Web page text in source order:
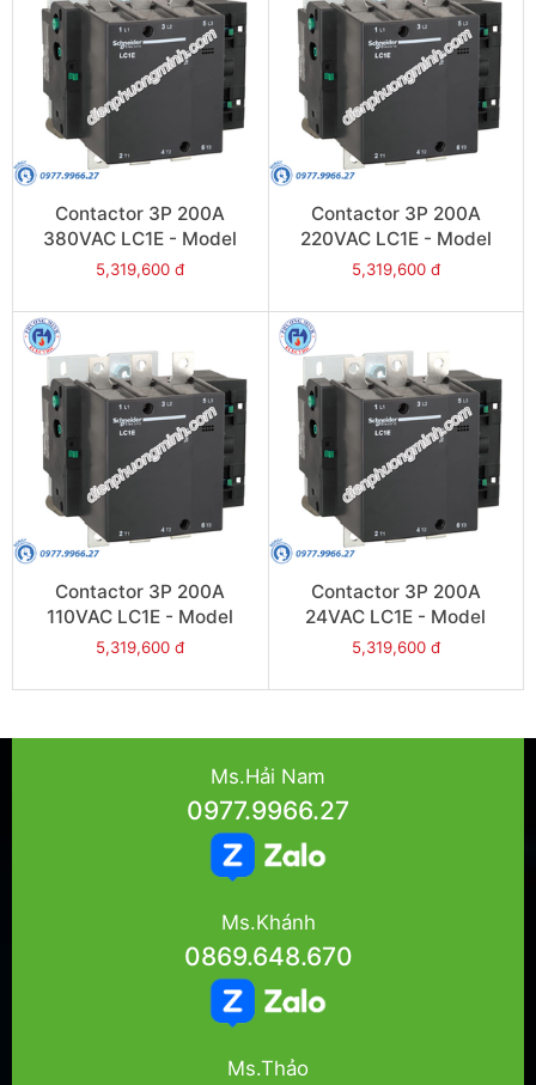
Contactor 3P 200A
380VAC LC1E - Model
LC1E200Q6
5,319,600 đ
Contactor 3P 200A
220VAC LC1E - Model
LC1E200M6
5,319,600 đ
Contactor 3P 200A
110VAC LC1E - Model
LC1E200F6
5,319,600 đ
Contactor 3P 200A
24VAC LC1E - Model
LC1E200B6
5,319,600 đ
Ms.Hải Nam
0977.9966.27
Ms.Khánh
0869.648.670
Ms.Thảo